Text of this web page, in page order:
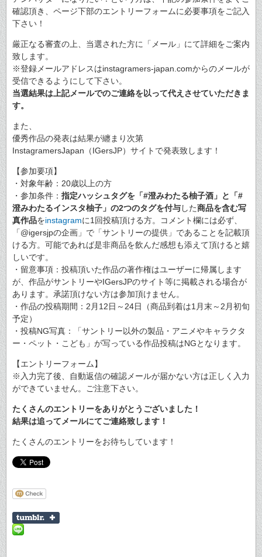
確認頂き、ページ下部のエントリーフォームに必要事項をご記入
下さい！
厳正なる審査の上、当選された方に「メール」にて詳細をご案内
致します。
※登録メールアドレスはinstagramers-japan.comからのメールが
受信できるようにして下さい。
当選結果は上記メールでのご連絡を以って代えさせていただきま
す。
また、
優秀作品の発表は結果が纏まり次第
InstagramersJapan（IGersJP）サイトで発表致します！
【参加要項】
・対象年齢：20歳以上の方
・参加条件： 指定ハッシュタグを「#澄みわたる柚子酒」と「#
澄みわたるインスタ柚子」の2つのタグを付与した商品を含む写
真作品をinstagramに1回投稿頂ける方。コメント欄には必ず、
「@igersjpの企画」で「サントリーの提供」であることを記載頂
ける方。可能であれば是非商品を飲んだ感想も添えて頂けると嬉
しいです。
・留意事項：投稿頂いた作品の著作権はユーザーに帰属します
が、作品がサントリーやIGersJPのサイト等に掲載される場合が
あります。承諾頂けない方は参加頂けません。
・作品の投稿期間：2月12日～24日（商品到着は1月末～2月初旬
予定）
・投稿NG写真：「サントリー以外の製品・アニメやキャラクタ
ー・ペット・こども」が写っている作品投稿はNGとなります。
【エントリーフォーム】
※入力完了後、自動返信の確認メールが届かない方は正しく入力
ができていません。ご注意下さい。
たくさんのエントリーをありがとうございました！
結果は追ってメールにてご連絡致します！
たくさんのエントリーをお待ちしています！